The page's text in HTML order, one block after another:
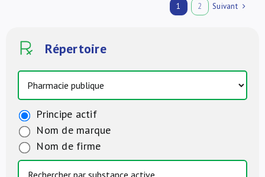
1 2 Suivant
Répertoire
Principe actif
Nom de marque
Nom de firme